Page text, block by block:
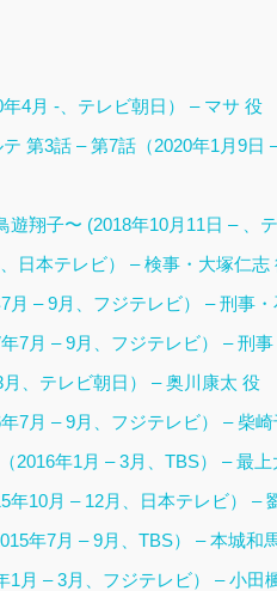
4月 -、テレビ朝日） – マサ 役
第3話 – 第7話（2020年1月9日
遊翔子〜 (2018年10月11日 – 、
日本テレビ） – 検事・大塚仁志
月 – 9月、フジテレビ） – 刑事
7月 – 9月、フジテレビ） – 刑
、テレビ朝日） – 奥川康太 役
7月 – 9月、フジテレビ） – 柴
2016年1月 – 3月、TBS） – 最
年10月 – 12月、日本テレビ） –
年7月 – 9月、TBS） – 本城和
1月 – 3月、フジテレビ） – 小田